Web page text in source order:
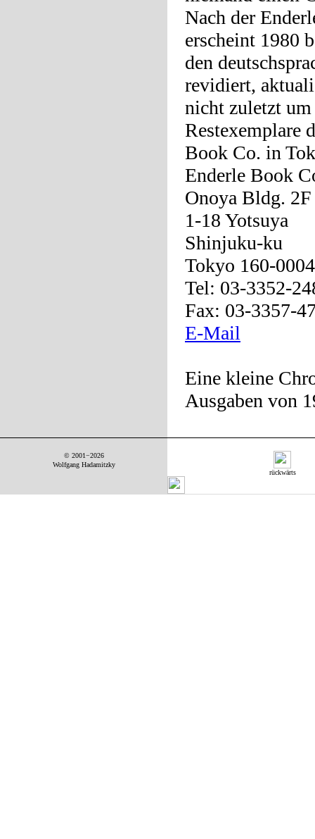
Nach der
erscheint 1980
den
revidiert,
nicht zuletzt
Restexemplare
Book Co. in
Enderle Book
Onoya Bldg. 2F
1-18 Yotsuya
Shinjuku-ku
Tokyo 160-0004
Tel: 03-3352-
Fax: 03-3357-
E-Mail
Eine kleine
Ausgaben von
© 2001−2026
Wolfgang Hadamitzky
rückwärts